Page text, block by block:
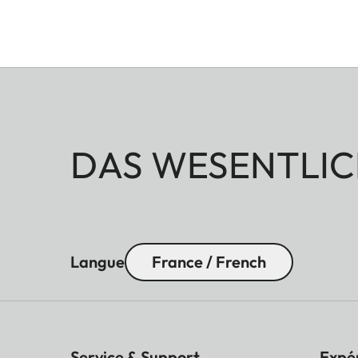
DAS
Langue France / French